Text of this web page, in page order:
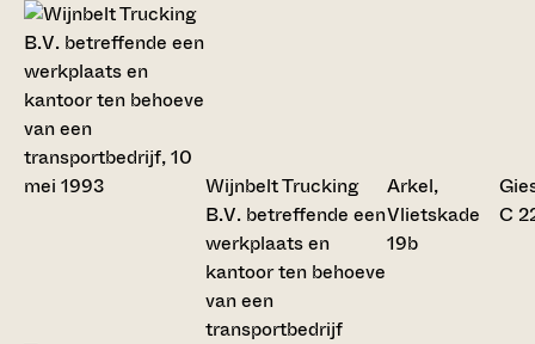
Wijnbelt Trucking
B.V. betreffende een
werkplaats en
kantoor ten behoeve
van een
transportbedrijf
Arkel,
Vlietskade
19b
C